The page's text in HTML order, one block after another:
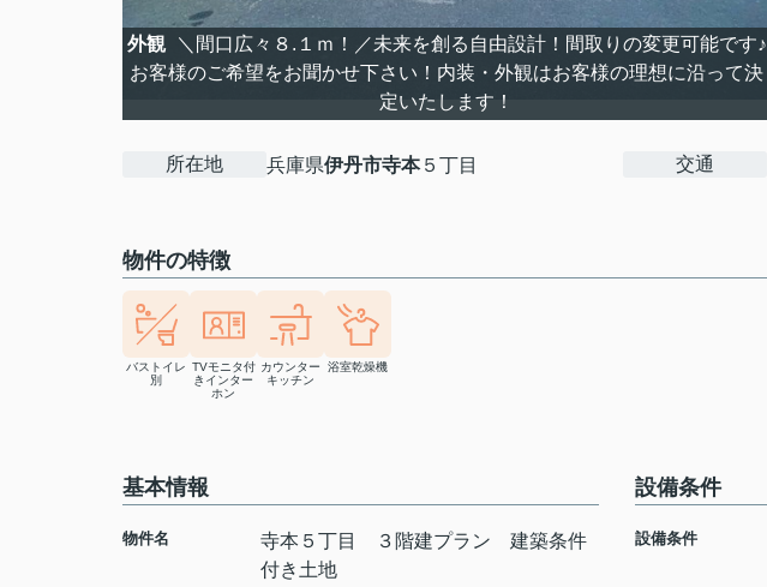
外観
＼間口広々８.１ｍ！／未来を創る自由設計！間取りの変更可能です♪
お客様のご希望をお聞かせ下さい！内装・外観はお客様の理想に沿って決
定いたします！
所在地 兵庫県伊丹市寺本５丁目 交通
物件の特徴
バストイレ
別
TVモニタ付
きインター
ホン
カウンター
キッチン
浴室乾燥機
基本情報
物件名
寺本５丁目 ３階建プラン 建築条件
付き土地
設備条件
設備条件